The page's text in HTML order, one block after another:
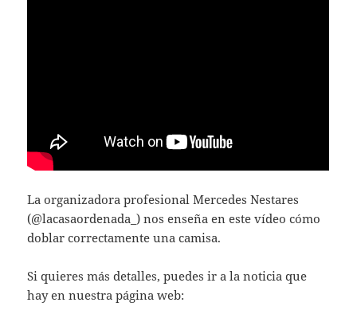
La organizadora profesional Mercedes Nestares
(@lacasaordenada_) nos enseña en este vídeo cómo
doblar correctamente una camisa.
Si quieres más detalles, puedes ir a la noticia que
hay en nuestra página web: